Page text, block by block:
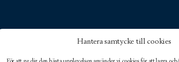
Hantera samtycke till cookies